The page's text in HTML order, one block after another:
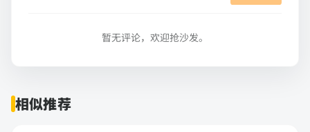
暂无评论，欢迎抢沙发。
相似推荐